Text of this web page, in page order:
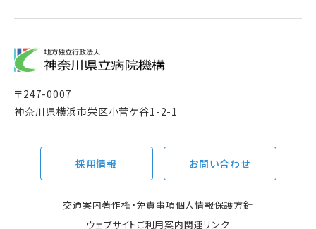
〒247-0007
神奈川県横浜市栄区小菅ケ谷1-2-1
採用情報 お問い合わせ
交通案内著作権・免責事項個人情報保護方針
ウェブサイトご利用案内関連リンク